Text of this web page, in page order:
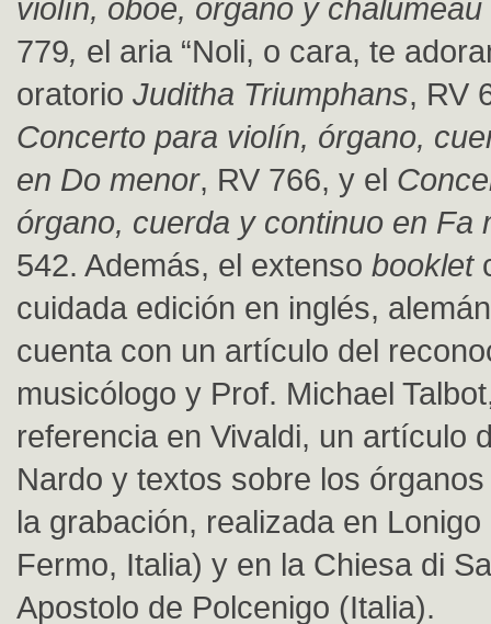
violín, oboe, órgano y
779, el aria “Noli, o cara, te
oratorio Juditha Triumphans, RV
Concerto para violín, órgano,
en Do menor, RV 766, y el
órgano, cuerda y continuo en Fa
542. Además, el extenso booklet
cuidada edición en inglés,
cuenta con un artículo del
musicólogo y Prof. Michael
referencia en Vivaldi, un artículo
Nardo y textos sobre los
la grabación, realizada en Lonigo
Fermo, Italia) y en la Chiesa di
Apostolo de Polcenigo (Italia).